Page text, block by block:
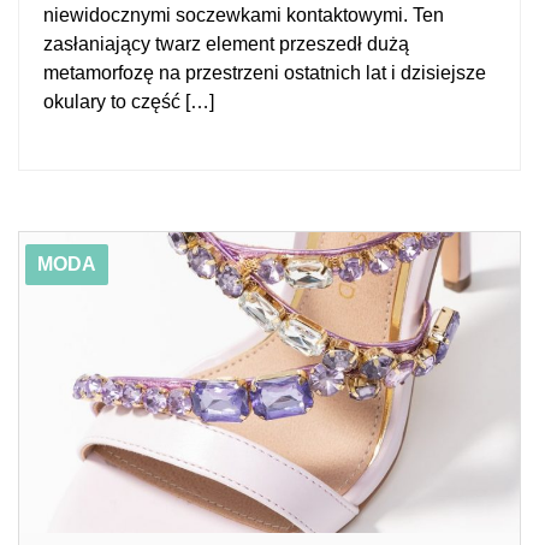
niewidocznymi soczewkami kontaktowymi. Ten
zasłaniający twarz element przeszedł dużą
metamorfozę na przestrzeni ostatnich lat i dzisiejsze
okulary to część […]
Piękne ozdobne sandałki na obcasie, które musisz mieć w
swojej kolekcji!
01/10/2019
MODA